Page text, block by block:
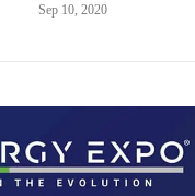
Sep 10, 2020